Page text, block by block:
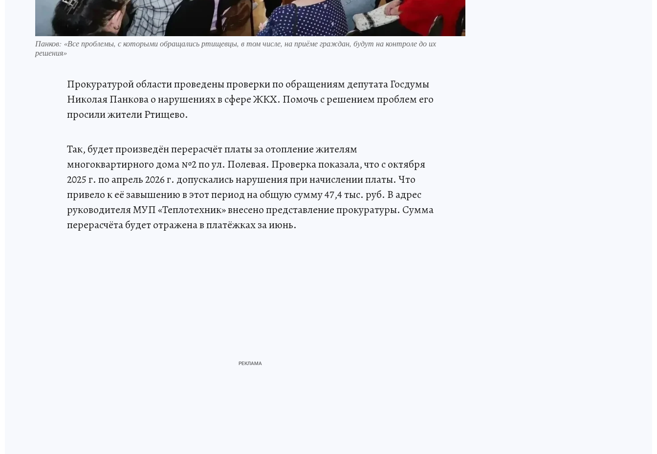
Панков: «Все проблемы, с которыми обращались ртищевцы, в том числе, на приёме граждан, будут на контроле до их
решения»
Прокуратурой области проведены проверки по обращениям депутата Госдумы
Николая Панкова о нарушениях в сфере ЖКХ. Помочь с решением проблем его
просили жители Ртищево.
Так, будет произведён перерасчёт платы за отопление жителям
многоквартирного дома №2 по ул. Полевая. Проверка показала, что с октября
2025 г. по апрель 2026 г. допускались нарушения при начислении платы. Что
привело к её завышению в этот период на общую сумму 47,4 тыс. руб. В адрес
руководителя МУП «Теплотехник» внесено представление прокуратуры. Сумма
перерасчёта будет отражена в платёжках за июнь.